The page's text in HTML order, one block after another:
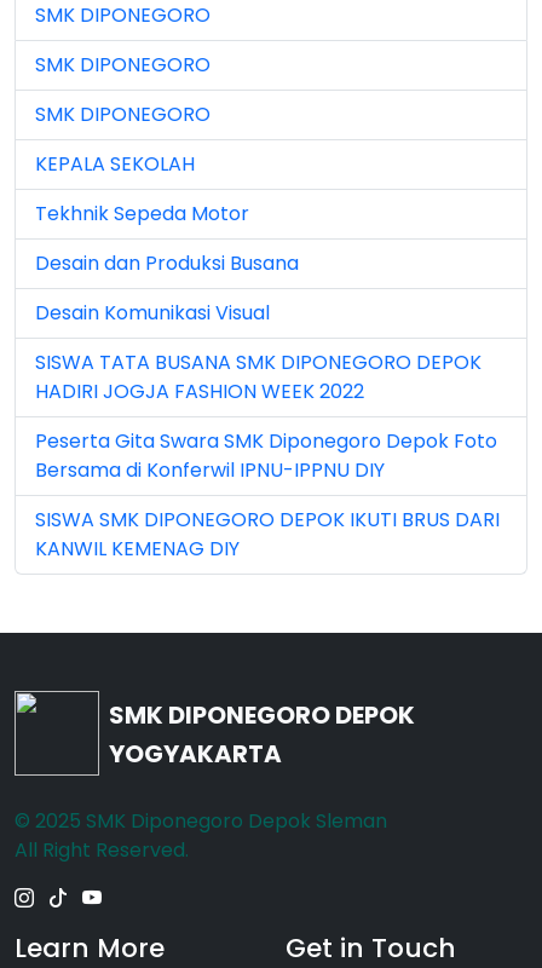
Jul 2026 (4)
Jun 2023 (7)
Jun 2024 (3)
Jun 2025 (1)
Jun 2026 (5)
Mar 2023 (8)
Mar 2024 (1)
Mar 2026 (3)
May 2026 (16)
Nov 2022 (101)
Nov 2023 (5)
Nov 2025 (15)
Sep 2023 (6)
Sep 2024 (7)
Sep 2025 (6)
SMK DIPONEGORO
SMK DIPONEGORO
SMK DIPONEGORO
KEPALA SEKOLAH
Tekhnik Sepeda Motor
Desain dan Produksi Busana
Desain Komunikasi Visual
SISWA TATA BUSANA SMK DIPONEGORO DEPOK
HADIRI JOGJA FASHION WEEK 2022
Peserta Gita Swara SMK Diponegoro Depok Foto
Bersama di Konferwil IPNU-IPPNU DIY
SISWA SMK DIPONEGORO DEPOK IKUTI BRUS DARI
KANWIL KEMENAG DIY
SMK DIPONEGORO DEPOK
YOGYAKARTA
© 2025 SMK Diponegoro Depok Sleman
All Right Reserved.
Learn More Get in Touch